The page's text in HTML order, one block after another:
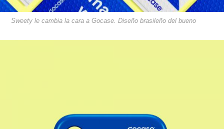
Sweety le cambia la cara a Gocase. Diseño brasileño del bueno